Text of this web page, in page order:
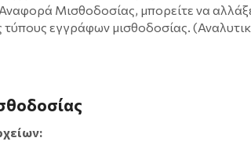
Μισθοδοσίας, μπορείτε να
τύπους εγγράφων μισθοδοσίας.